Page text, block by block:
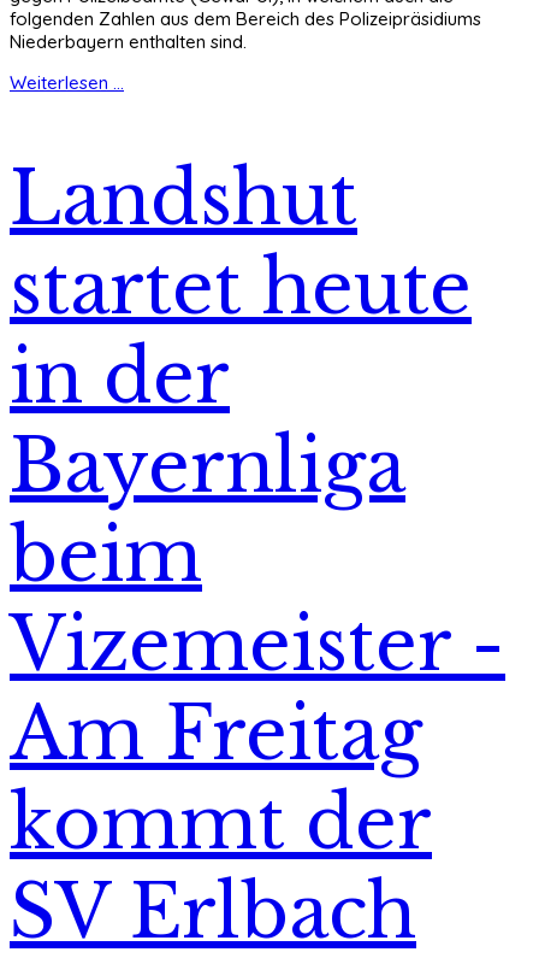
folgenden Zahlen aus dem Bereich des Polizeipräsidiums
Niederbayern enthalten sind.
Weiterlesen ...
Landshut
startet heute
in der
Bayernliga
beim
Vizemeister -
Am Freitag
kommt der
SV Erlbach